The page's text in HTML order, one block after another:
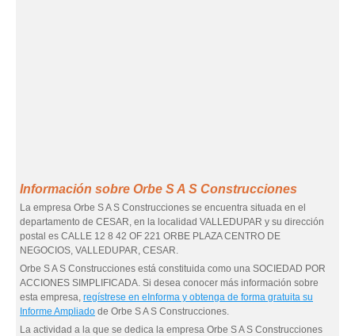
Información sobre Orbe S A S Construcciones
La empresa Orbe S A S Construcciones se encuentra situada en el
departamento de CESAR, en la localidad VALLEDUPAR y su dirección
postal es CALLE 12 8 42 OF 221 ORBE PLAZA CENTRO DE
NEGOCIOS, VALLEDUPAR, CESAR.
Orbe S A S Construcciones está constituida como una SOCIEDAD POR
ACCIONES SIMPLIFICADA. Si desea conocer más información sobre
esta empresa, regístrese en eInforma y obtenga de forma gratuita su
Informe Ampliado de Orbe S A S Construcciones.
La actividad a la que se dedica la empresa Orbe S A S Construcciones